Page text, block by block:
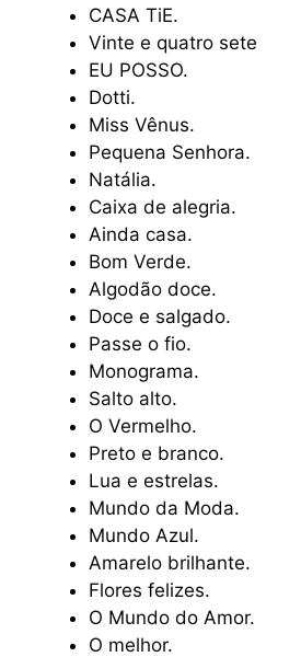
CASA TiE.
Vinte e quatro sete
EU POSSO.
Dotti.
Miss Vênus.
Pequena Senhora.
Natália.
Caixa de alegria.
Ainda casa.
Bom Verde.
Algodão doce.
Doce e salgado.
Passe o fio.
Monograma.
Salto alto.
O Vermelho.
Preto e branco.
Lua e estrelas.
Mundo da Moda.
Mundo Azul.
Amarelo brilhante.
Flores felizes.
O Mundo do Amor.
O melhor.